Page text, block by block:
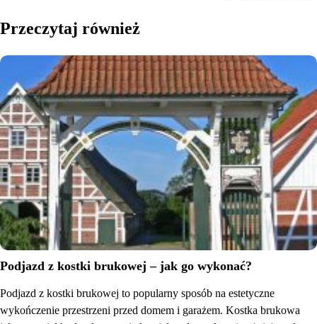
Przeczytaj również
Podjazd z kostki brukowej – jak go wykonać?
Podjazd z kostki brukowej to popularny sposób na estetyczne
wykończenie przestrzeni przed domem i garażem. Kostka brukowa